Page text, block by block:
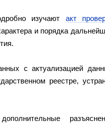
изучают акт
и порядка
с актуализацией
реестре,